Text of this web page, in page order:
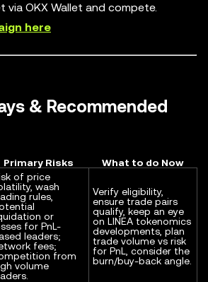
via OKX Wallet and compete.
here
& Recommended
Primary Risks
What to do Now
of price
wash
rules,
or
for PnL-
leaders;
fees;
from
volume
Verify eligibility,
ensure trade pairs
qualify, keep an eye
on LINEA tokenomics
developments, plan
trade volume vs risk
for PnL, consider the
burn/buy-back angle.